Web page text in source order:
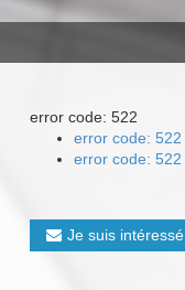
error code: 522
error code: 522
error code: 522
Je suis intéressé